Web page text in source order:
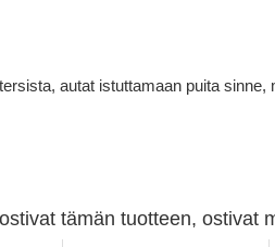
autat istuttamaan puita
tämän tuotteen, ostivat